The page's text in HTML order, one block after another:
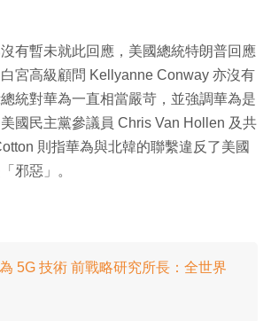
有暫未就此回應，美國總統特朗普回應
宮高級顧問 Kellyanne Conway 亦沒有
統對華為一直相當嚴苛，並強調華為是
國民主黨參議員 Chris Van Hollen 及共
則指華為與北韓的聯繫違反了美國
邪惡」。
5G 技術 前戰略研究所長：全世界